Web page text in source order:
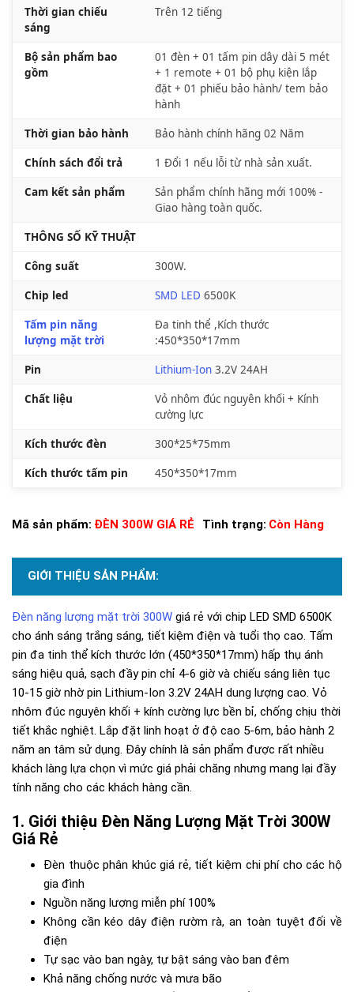
Thời gian chiếu
sáng
Trên 12 tiếng
Bộ sản phẩm bao
gồm
01 đèn + 01 tấm pin dây dài 5 mét
+ 1 remote + 01 bộ phụ kiện lắp
đặt + 01 phiếu bảo hành/ tem bảo
hành
Thời gian bảo hành Bảo hành chính hãng 02 Năm
Chính sách đổi trả 1 Đổi 1 nếu lỗi từ nhà sản xuất.
Cam kết sản phẩm
Sản phẩm chính hãng mới 100% -
Giao hàng toàn quốc.
THÔNG SỐ KỸ THUẬT
Công suất 300W.
Chip led SMD LED 6500K
Tấm pin năng
lượng mặt trời
Đa tinh thể ,Kích thước
:450*350*17mm
Pin Lithium-Ion 3.2V 24AH
Chất liệu
Vỏ nhôm đúc nguyên khối + Kính
cường lực
Kích thước đèn 300*25*75mm
Kích thước tấm pin 450*350*17mm
Mã sản phẩm: ĐÈN 300W GIÁ RẺ Tình trạng: Còn Hàng
GIỚI THIỆU SẢN PHẨM:
Đèn năng lượng mặt trời 300W giá rẻ với chip LED SMD 6500K
cho ánh sáng trắng sáng, tiết kiệm điện và tuổi thọ cao. Tấm
pin đa tinh thể kích thước lớn (450*350*17mm) hấp thụ ánh
sáng hiệu quả, sạch đầy pin chỉ 4-6 giờ và chiếu sáng liên tục
10-15 giờ nhờ pin Lithium-Ion 3.2V 24AH dung lượng cao. Vỏ
nhôm đúc nguyên khối + kính cường lực bền bỉ, chống chịu thời
tiết khắc nghiệt. Lắp đặt linh hoạt ở độ cao 5-6m, bảo hành 2
năm an tâm sử dụng. Đây chính là sản phẩm được rất nhiều
khách làng lựa chọn vì mức giá phải chăng nhưng mang lại đầy
tính năng cho các khách hàng cần.
Giới thiệu Đèn Năng Lượng Mặt Trời 300W
Giá Rẻ
Đèn thuộc phân khúc giá rẻ, tiết kiệm chi phí cho các hộ
gia đình
Nguồn năng lượng miễn phí 100%
Không cần kéo dây điện rườm rà, an toàn tuyệt đối về
điện
Tự sạc vào ban ngày, tự bật sáng vào ban đêm
Khả năng chống nước và mưa bão